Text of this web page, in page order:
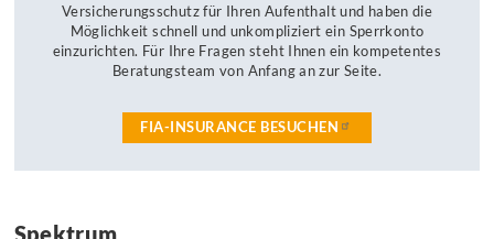
Versicherungsschutz für Ihren Aufenthalt und haben die
Möglichkeit schnell und unkompliziert ein Sperrkonto
einzurichten. Für Ihre Fragen steht Ihnen ein kompetentes
Beratungsteam von Anfang an zur Seite.
FIA-INSURANCE BESUCHEN